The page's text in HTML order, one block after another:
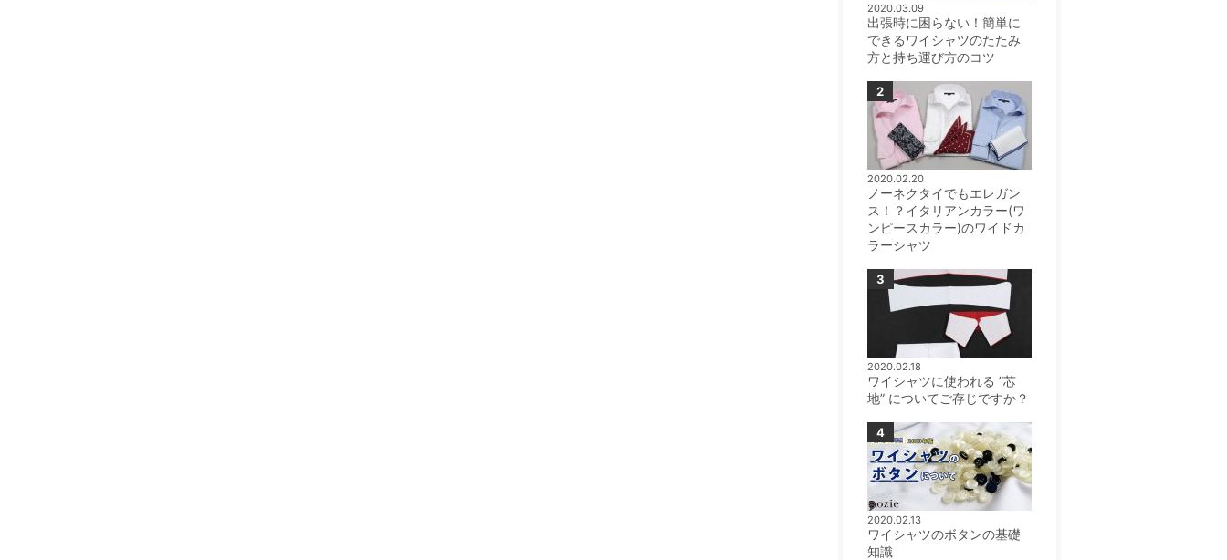
2020.03.09
出張時に困らない！簡単に
できるワイシャツのたたみ
方と持ち運び方のコツ
2020.02.20
ノーネクタイでもエレガン
ス！？イタリアンカラー(ワ
ンピースカラー)のワイドカ
ラーシャツ
2020.02.18
ワイシャツに使われる ”芯
地” についてご存じですか？
2020.02.13
ワイシャツのボタンの基礎
知識